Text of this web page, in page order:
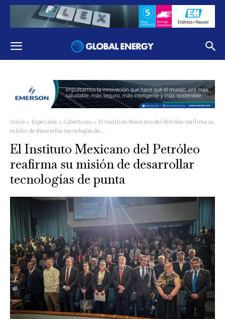
Inicio Especiales Coberturas
El Instituto Mexicano del Petróleo reafirma su
misión de desarrollar tecnologías de...
El Instituto Mexicano del Petróleo
reafirma su misión de desarrollar
tecnologías de punta